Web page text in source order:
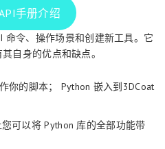
手册介绍
命令、操作场景和创建新工具。它
自身的优点和缺点。
你的脚本； Python 嵌入到3DCoat
可以将 Python 库的全部功能带